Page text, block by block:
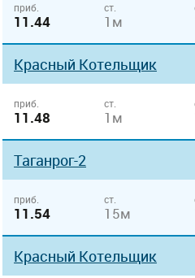
приб.
11.44
ст.
1м
Красный Котельщик
приб.
11.48
ст.
1м
Таганрог-2
приб.
11.54
ст.
15м
Красный Котельщик